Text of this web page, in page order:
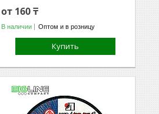
от 160 ₸
В наличии Оптом и в розницу
Купить